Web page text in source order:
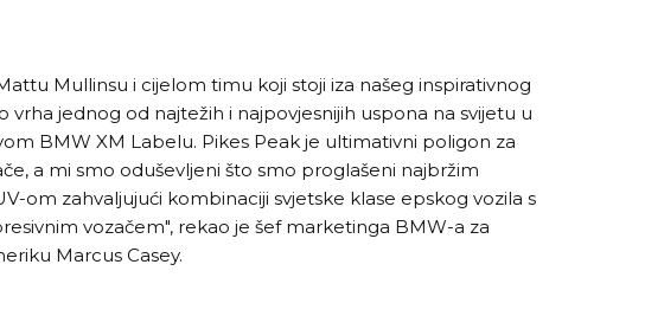
Mullinsu i cijelom timu koji stoji iza našeg inspirativnog
vrha jednog od najtežih i najpovjesnijih uspona na svijetu u
BMW XM Labelu. Pikes Peak je ultimativni poligon za
a mi smo oduševljeni što smo proglašeni najbržim
om zahvaljujući kombinaciji svjetske klase epskog vozila s
vozačem", rekao je šef marketinga BMW-a za
Marcus Casey.